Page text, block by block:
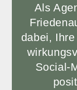
Als
dabei,
Social-